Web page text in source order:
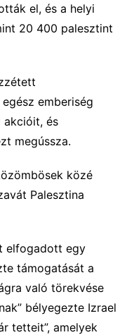
el, és a helyi
20 400 palesztint
emberiség
akcióit, és
megússza.
közé
Palesztina
elfogadott egy
támogatását a
való törekvése
bélyegezte Izrael
tetteit”, amelyek